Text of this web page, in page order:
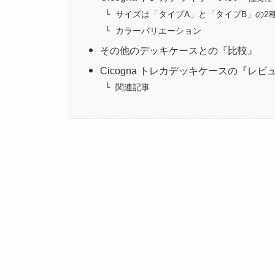
サイズは「タイプA」と「タイプB」の2
カラーバリエーション
その他のデッキケースとの『比較』
Cicogna トレカデッキケースの『レビュ
関連記事